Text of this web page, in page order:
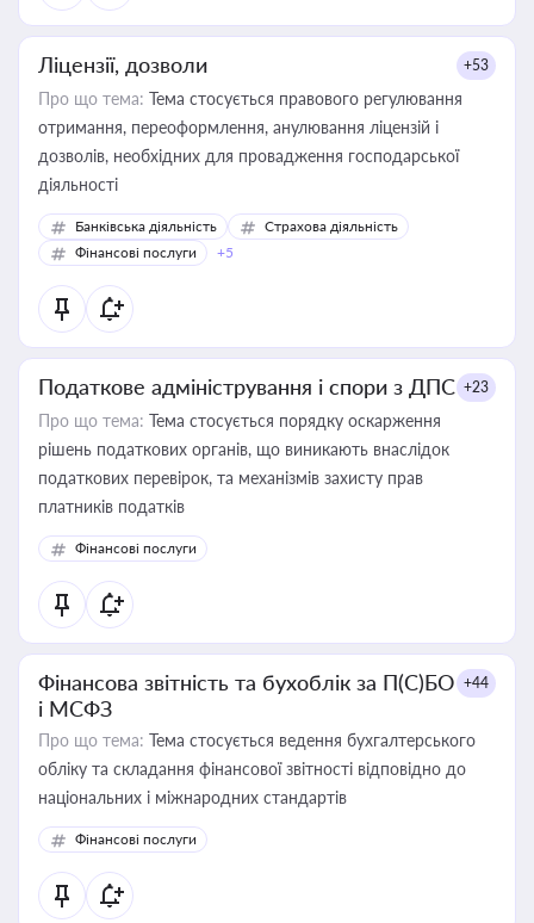
Ліцензії, дозволи +53
Про що тема: Тема стосується правового регулювання
отримання, переоформлення, анулювання ліцензій і
дозволів, необхідних для провадження господарської
діяльності
Банківська діяльність
Страхова діяльність
Фінансові послуги
+5
Податкове адміністрування і спори з ДПС +23
Про що тема: Тема стосується порядку оскарження
рішень податкових органів, що виникають внаслідок
податкових перевірок, та механізмів захисту прав
платників податків
Фінансові послуги
Фінансова звітність та бухоблік за П(С)БО
і МСФЗ
+44
Про що тема: Тема стосується ведення бухгалтерського
обліку та складання фінансової звітності відповідно до
національних і міжнародних стандартів
Фінансові послуги